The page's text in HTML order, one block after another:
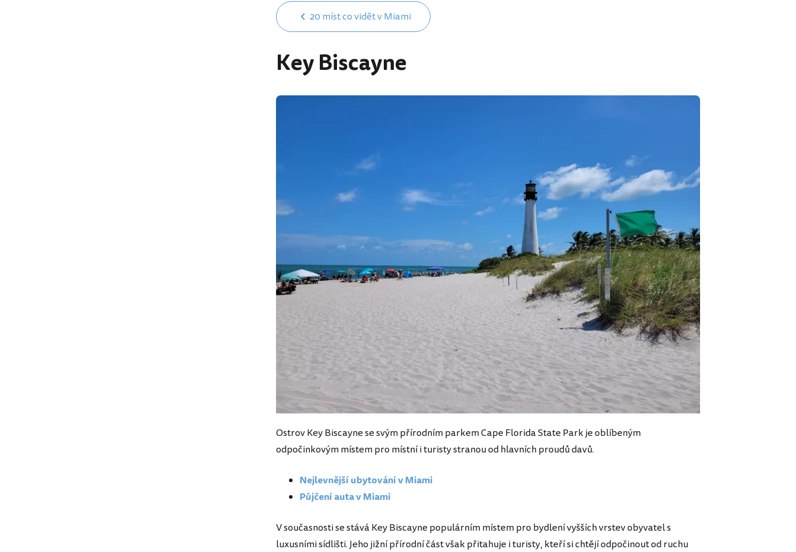
20 míst co vidět v Miami
Key Biscayne
Ostrov Key Biscayne se svým přírodním parkem Cape Florida State Park je oblíbeným
odpočinkovým místem pro místní i turisty stranou od hlavních proudů davů.
Nejlevnější ubytování v Miami
Půjčení auta v Miami
V současnosti se stává Key Biscayne populárním místem pro bydlení vyšších vrstev obyvatel s
luxusními sídlišti. Jeho jižní přírodní část však přitahuje i turisty, kteří si chtějí odpočinout od ruchu